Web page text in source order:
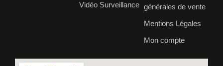
Vidéo Surveillance générales de vente
Mentions Légales
Mon compte